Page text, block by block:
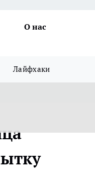
О нас
Лайфхаки